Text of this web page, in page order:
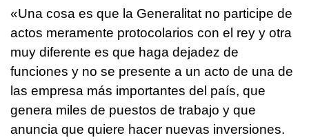
«Una cosa es que la Generalitat no participe de
actos meramente protocolarios con el rey y otra
muy diferente es que haga dejadez de
funciones y no se presente a un acto de una de
las empresa más importantes del país, que
genera miles de puestos de trabajo y que
anuncia que quiere hacer nuevas inversiones.